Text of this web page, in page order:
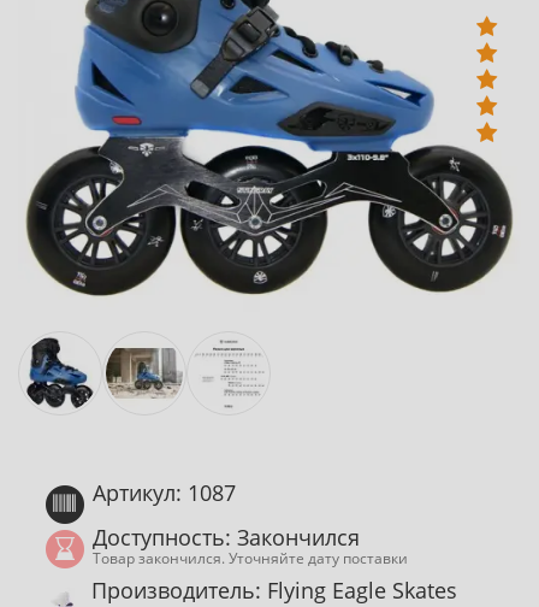
Артикул: 1087
Доступность: Закончился
Товар закончился. Уточняйте дату поставки
Производитель: Flying Eagle Skates